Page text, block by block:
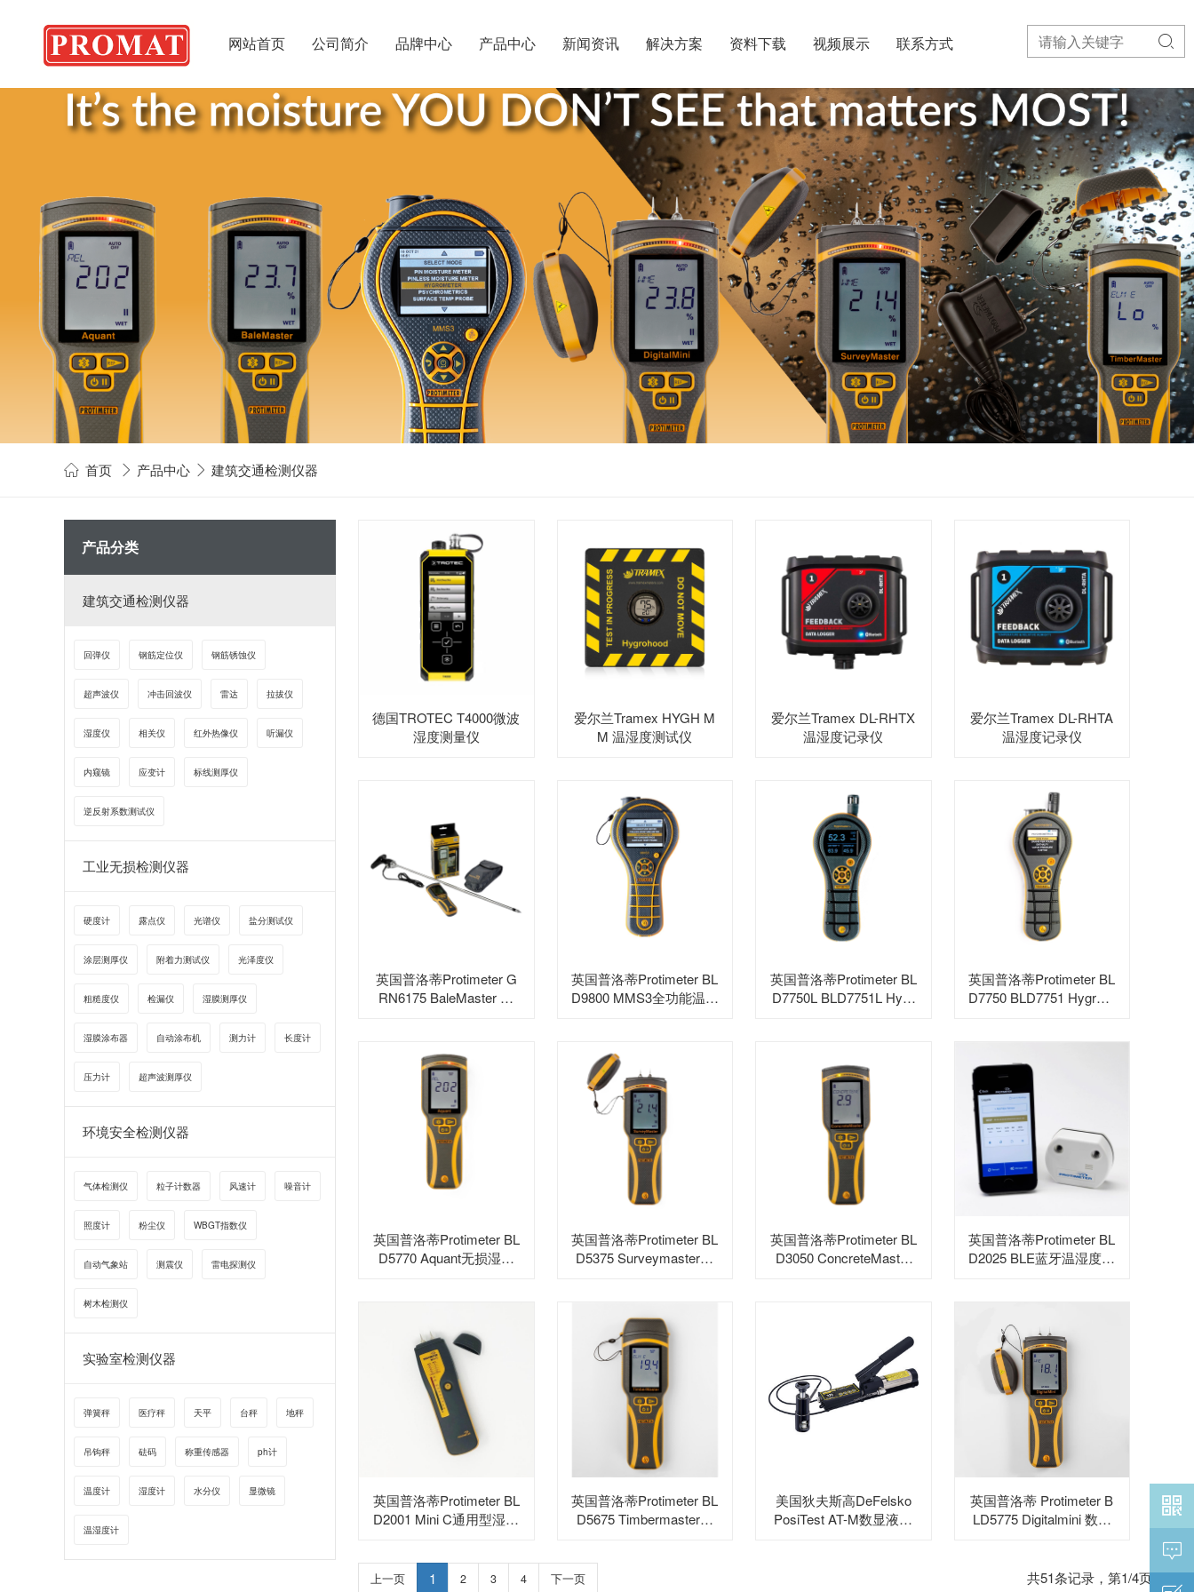
网站首页 公司简介 品牌中心 产品中心 新闻资讯 解决方案 资料下载 视频展示 联系方式 
 首页  产品中心  建筑交通检测仪器
产品分类
建筑交通检测仪器
回弹仪 钢筋定位仪 钢筋锈蚀仪
超声波仪 冲击回波仪 雷达 拉拔仪
湿度仪 相关仪 红外热像仪 听漏仪
内窥镜 应变计 标线测厚仪
逆反射系数测试仪
工业无损检测仪器
硬度计 露点仪 光谱仪 盐分测试仪
涂层测厚仪 附着力测试仪 光泽度仪
粗糙度仪 检漏仪 湿膜测厚仪
湿膜涂布器 自动涂布机 测力计 长度计
压力计 超声波测厚仪
环境安全检测仪器
气体检测仪 粒子计数器 风速计 噪音计
照度计 粉尘仪 WBGT指数仪
自动气象站 测震仪 雷电探测仪
树木检测仪
实验室检测仪器
弹簧秤 医疗秤 天平 台秤 地秤
吊钩秤 砝码 称重传感器 ph计
温度计 湿度计 水分仪 显微镜
温湿度计
德国TROTEC T4000微波
湿度测量仪
爱尔兰Tramex HYGH M
M 温湿度测试仪
爱尔兰Tramex DL-RHTX
温湿度记录仪
爱尔兰Tramex DL-RHTA
温湿度记录仪
英国普洛蒂Protimeter G
RN6175 BaleMaster 数
英国普洛蒂Protimeter BL
D9800 MMS3全功能温湿
英国普洛蒂Protimeter BL
D7750L BLD7751L Hygr
英国普洛蒂Protimeter BL
D7750 BLD7751 HygroM
英国普洛蒂Protimeter BL
D5770 Aquant无损湿度
英国普洛蒂Protimeter BL
D5375 Surveymaster双
英国普洛蒂Protimeter BL
D3050 ConcreteMaster
英国普洛蒂Protimeter BL
D2025 BLE蓝牙温湿度记
英国普洛蒂Protimeter BL
D2001 Mini C通用型湿度
英国普洛蒂Protimeter BL
D5675 Timbermaster木
美国狄夫斯高DeFelsko
PosiTest AT-M数显液压
英国普洛蒂 Protimeter B
LD5775 Digitalmini 数显
上一页 1 2 3 4 下一页 共51条记录，第1/4页

